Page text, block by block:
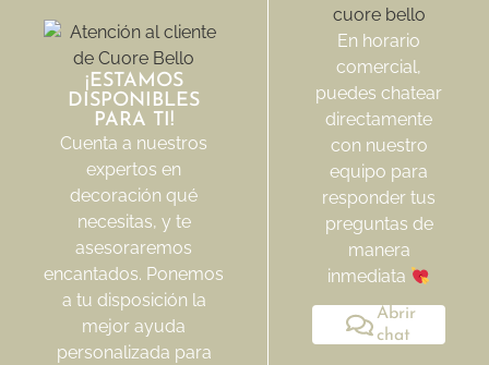
¡ESTAMOS
DISPONIBLES
PARA TI!
Cuenta a nuestros
expertos en
decoración qué
necesitas, y te
asesoraremos
encantados. Ponemos
a tu disposición la
mejor ayuda
personalizada para
En horario
comercial,
puedes chatear
directamente
con nuestro
equipo para
responder tus
preguntas de
manera
inmediata
Abrir
chat